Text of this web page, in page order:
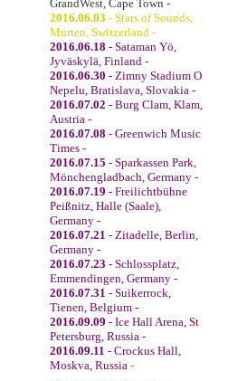
GrandWest, Cape Town -
2016.06.03 - Stars of Sounds,
Murten, Switzerland -
2016.06.18 - Sataman Yö,
Jyväskylä, Finland -
2016.06.30 - Zimny Stadium O
Nepelu, Bratislava, Slovakia -
2016.07.02 - Burg Clam, Klam,
Austria -
2016.07.08 - Greenwich Music
Times -
2016.07.15 - Sparkassen Park,
Mönchengladbach, Germany -
2016.07.19 - Freilichtbühne
Peißnitz, Halle (Saale),
Germany -
2016.07.21 - Zitadelle, Berlin,
Germany -
2016.07.23 - Schlossplatz,
Emmendingen, Germany -
2016.07.31 - Suikerrock,
Tienen, Belgium -
2016.09.09 - Ice Hall Arena, St
Petersburg, Russia -
2016.09.11 - Crockus Hall,
Moskva, Russia -